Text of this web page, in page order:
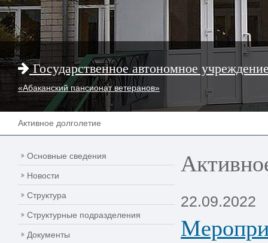
Государственное автономное
«Абаканский пансионат ветеранов»
Активное долголетие
Основные сведения
Новости
Структура
Структурные подразделения
Документы
22.09.2022